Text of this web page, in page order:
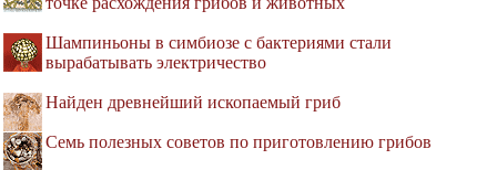
Шампиньоны в симбиозе с бактериями стали
вырабатывать электричество
Найден древнейший ископаемый гриб
Семь полезных советов по приготовлению грибов